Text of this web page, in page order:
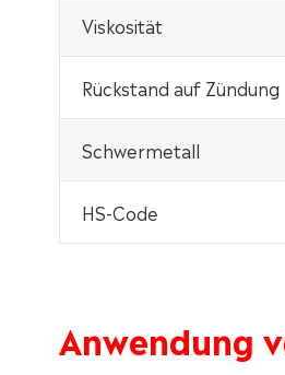
Viskosität
Rückstand auf Zündung
Schwermetall
HS-Code
Anwendung